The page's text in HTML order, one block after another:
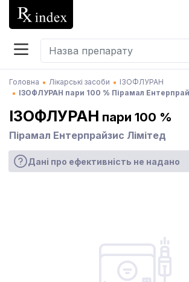
Головна Лікарські засоби
ІЗОФЛУРАН
ІЗОФЛУРАН пари 100 % Пірамал
ІЗОФЛУРАН пари 100 %
Пірамал Ентерпрайзис Лімітед
Дані про ефективність не надано